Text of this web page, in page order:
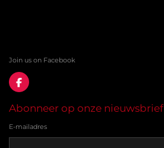
Join us on Facebook
F
a
e
o
o
Abonneer op onze nieuwsbrief
E-mailadres